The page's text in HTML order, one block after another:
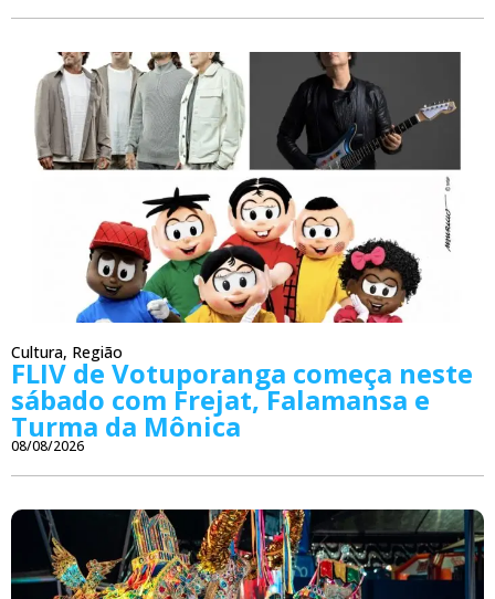
Cultura, Região
FLIV de Votuporanga começa neste
sábado com Frejat, Falamansa e
Turma da Mônica
08/08/2026